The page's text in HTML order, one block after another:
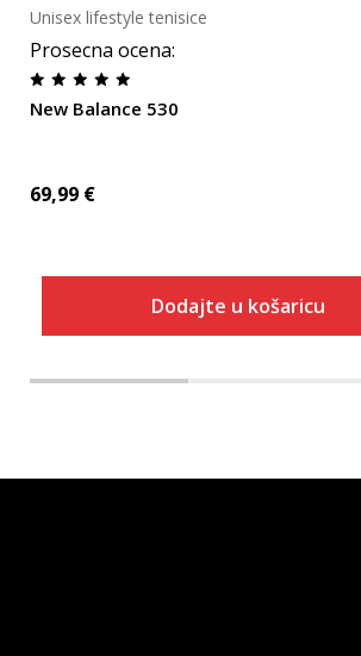
Prosecna ocena:
New Balance 530
Unisex lifestyle tenisice
69,99 €
Dodajte u košaricu